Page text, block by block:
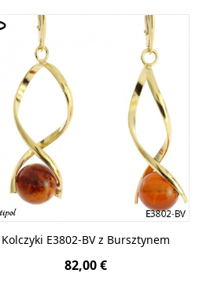
Kolczyki E3802-BV z Bursztynem
82,00 €